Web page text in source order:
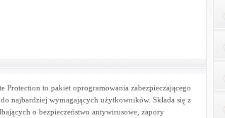
Protection to pakiet oprogramowania zabezpieczającego
najbardziej wymagających użytkowników. Składa się z
o bezpieczeństwo antywirusowe, zapory